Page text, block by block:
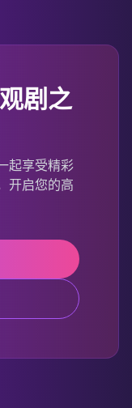
剧之
起享受精彩
开启您的高